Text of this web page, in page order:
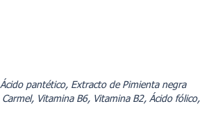
pantético, Extracto de Pimienta negra
Vitamina B6, Vitamina B2, Ácido fólico,